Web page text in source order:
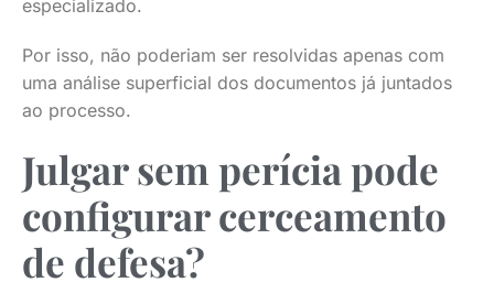
especializado.
Por isso, não poderiam ser resolvidas apenas com
uma análise superficial dos documentos já juntados
ao processo.
Julgar sem perícia pode
configurar cerceamento
de defesa?